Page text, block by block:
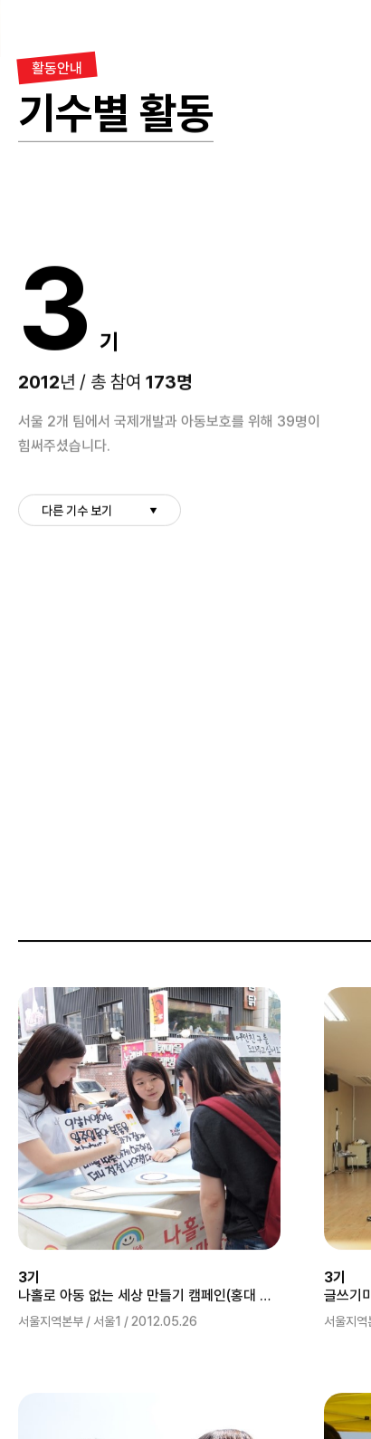
활동안내
기수별 활동
3 기
2012년 / 총 참여 173명
서울 2개 팀에서 국제개발과 아동보호를 위해 39명이
힘써주셨습니다.
다른 기수 보기
3기
나홀로 아동 없는 세상 만들기 캠페인(홍대 걷고싶은 거리)
서울지역본부 / 서울1 / 2012.05.26
3기
글쓰기
서울지